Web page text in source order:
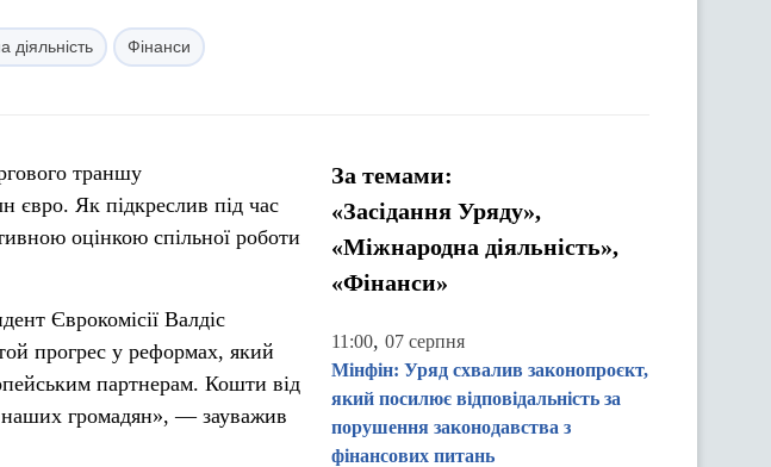
діяльність Фінанси
траншу
євро. Як підкреслив під час
оцінкою спільної роботи
Єврокомісії Валдіс
прогрес у реформах, який
партнерам. Кошти від
наших громадян», — зауважив
За темами:
«Засідання Уряду»,
«Міжнародна діяльність»,
«Фінанси»
11:00, 07 серпня
Мінфін: Уряд схвалив законопроєкт,
який посилює відповідальність за
порушення законодавства з
фінансових питань